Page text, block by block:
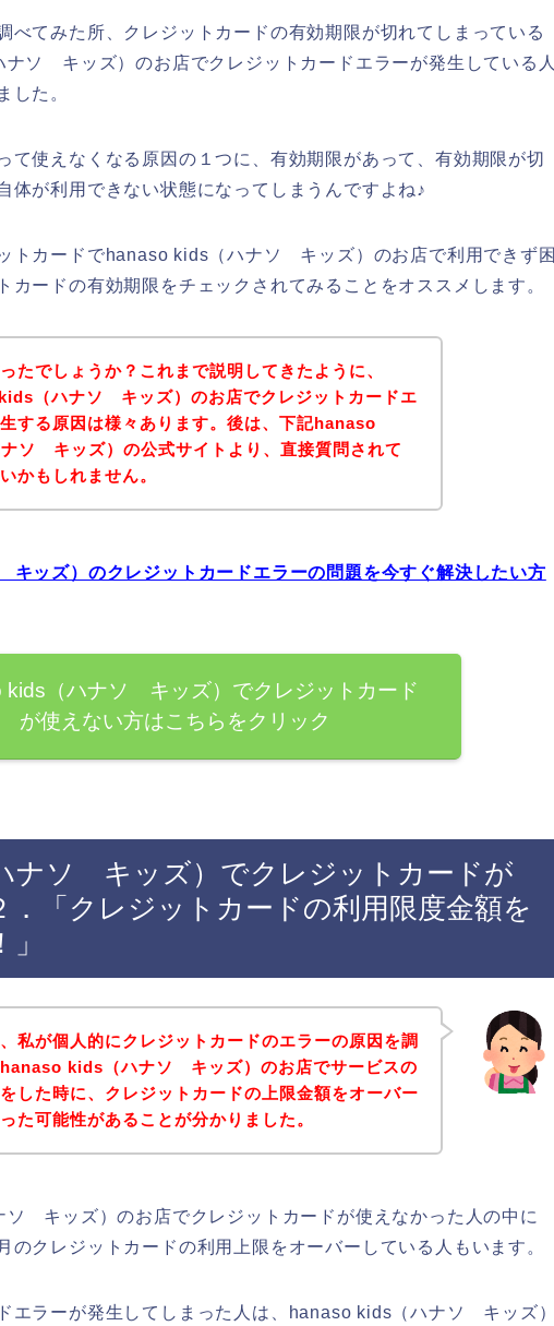
べてみた所、クレジットカードの有効期限が切れてしまっている
ソ キッズ）のお店でクレジットカードエラーが発生している人
した。
て使えなくなる原因の１つに、有効期限があって、有効期限が切
体が利用できない状態になってしまうんですよね♪
トカードでhanaso kids（ハナソ キッズ）のお店で利用できず困
カードの有効期限をチェックされてみることをオススメします。
たでしょうか？これまで説明してきたように、
（ハナソ キッズ）のお店でクレジットカードエ
する原因は様々あります。後は、下記hanaso
ソ キッズ）の公式サイトより、直接質問されて
かもしれません。
ッズ）のクレジットカードエラーの問題を今すぐ解決したい方
kids（ハナソ キッズ）でクレジットカード
が使えない方はこちらをクリック
ナソ キッズ）でクレジットカードが
．「クレジットカードの利用限度金額を
私が個人的にクレジットカードのエラーの原因を調
kids（ハナソ キッズ）のお店でサービスの
した時に、クレジットカードの上限金額をオーバー
た可能性があることが分かりました。
キッズ）のお店でクレジットカードが使えなかった人の中に
のクレジットカードの利用上限をオーバーしている人もいます。
エラーが発生してしまった人は、hanaso kids（ハナソ キッズ）